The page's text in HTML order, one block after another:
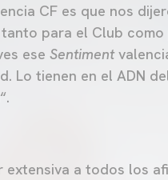
CF es que nos
para el Club como
ese Sentiment
Lo tienen en el ADN
extensiva a todos los